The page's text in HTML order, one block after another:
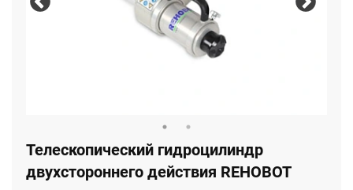
Телескопический гидроцилиндр
двухстороннего действия REHOBOT